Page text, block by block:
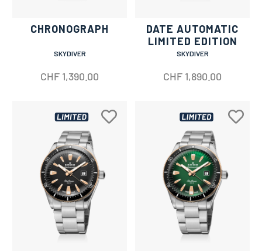
CHRONOGRAPH
SKYDIVER
CHF 1,390.00
DATE AUTOMATIC
LIMITED EDITION
SKYDIVER
CHF 1,890.00